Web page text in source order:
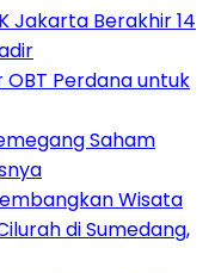
Jakarta Berakhir 14
Perdana untuk
Saham
Wisata
di Sumedang,